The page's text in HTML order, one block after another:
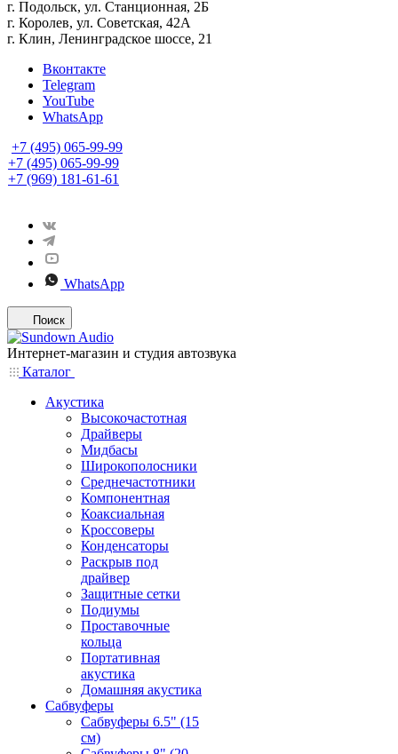
г. Подольск, ул. Станционная, 2Б
г. Королев, ул. Советская, 42А
г. Клин, Ленинградское шоссе, 21
Вконтакте
Telegram
YouTube
WhatsApp
+7 (495) 065-99-99
+7 (495) 065-99-99
+7 (969) 181-61-61
WhatsApp
Поиск
Интернет-магазин и студия автозвука
Каталог
Акустика
Высокочастотная
Драйверы
Мидбасы
Широкополосники
Среднечастотники
Компонентная
Коаксиальная
Кроссоверы
Конденсаторы
Раскрыв под
драйвер
Защитные сетки
Подиумы
Проставочные
кольца
Портативная
акустика
Домашняя акустика
Сабвуферы
Сабвуферы 6.5" (15
см)